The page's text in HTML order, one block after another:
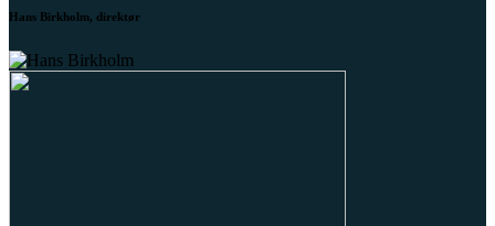
Hans Birkholm, direktør